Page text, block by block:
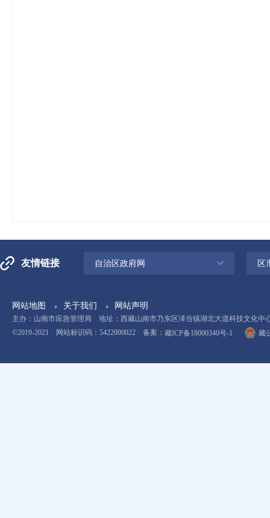
友情链接 自治区政府网 区
网站地图 关于我们 网站声明
主办：山南市应急管理局 地址：西藏山南市乃东区泽当镇湖北大道科技文化中
©2019-2021 网站标识码：5422000022 备案： 藏ICP备18000340号-1 藏